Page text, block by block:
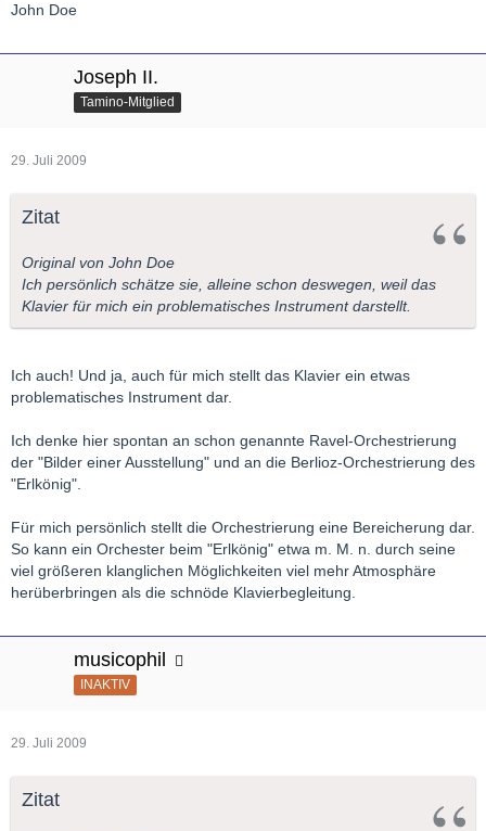
John Doe
Joseph II.
Tamino-Mitglied
29. Juli 2009
Zitat
Original von John Doe
Ich persönlich schätze sie, alleine schon deswegen, weil das
Klavier für mich ein problematisches Instrument darstellt.
Ich auch! Und ja, auch für mich stellt das Klavier ein etwas
problematisches Instrument dar.
Ich denke hier spontan an schon genannte Ravel-Orchestrierung
der "Bilder einer Ausstellung" und an die Berlioz-Orchestrierung des
"Erlkönig".
Für mich persönlich stellt die Orchestrierung eine Bereicherung dar.
So kann ein Orchester beim "Erlkönig" etwa m. M. n. durch seine
viel größeren klanglichen Möglichkeiten viel mehr Atmosphäre
herüberbringen als die schnöde Klavierbegleitung.
musicophil
INAKTIV
29. Juli 2009
Zitat